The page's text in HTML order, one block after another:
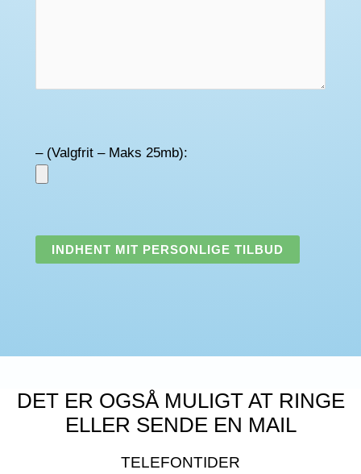
– (Valgfrit – Maks 25mb):
DET ER OGSÅ MULIGT AT RINGE
ELLER SENDE EN MAIL
TELEFONTIDER